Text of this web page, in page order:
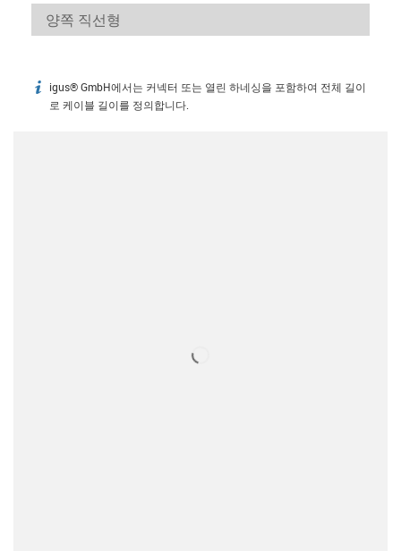
igus-icon-info
igus® GmbH에서는 커넥터 또는 열린 하네싱을 포함하여 전체 길이
로 케이블 길이를 정의합니다.